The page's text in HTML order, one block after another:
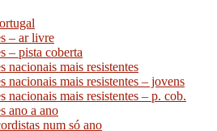
– ar livre
– pista coberta
nacionais mais resistentes
nacionais mais resistentes – jovens
nacionais mais resistentes – p. cob.
ano a ano
num só ano